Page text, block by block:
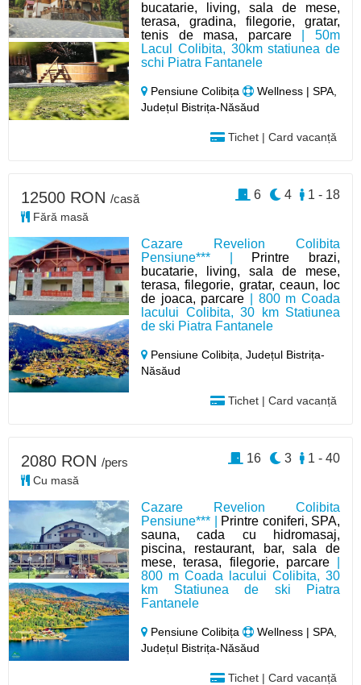
bucatarie, living, sala de mese,
terasa, gradina, filegorie, gratar,
tenis de masa, parcare| 50m
Lacul Colibita, 30km statiunea de
schi Piatra Fantanele
Pensiune Colibița
Wellness | SPA,
Județul Bistrița-Năsăud
Tichet | Card vacanță
Cazare Revelion Colibita
Pensiune*** | Printre brazi,
bucatarie, living, sala de mese,
terasa, filegorie, gratar, ceaun, loc
de joaca, parcare | 800 m Coada
lacului Colibita, 30 km Statiunea
de ski Piatra Fantanele
Pensiune Colibița,Județul Bistrița-
Năsăud
Tichet | Card vacanță
12500 RON /casă
Fără masă
1 - 18
4
6
Cazare Revelion Colibita
Pensiune*** |
Printre coniferi, SPA,
sauna, cada cu hidromasaj,
piscina, restaurant, bar, sala de
mese, terasa, filegorie, parcare|
800 m Coada lacului Colibita, 30
km Statiunea de ski Piatra
Fantanele
Pensiune Colibița
Wellness | SPA,
Județul Bistrița-Năsăud
Tichet | Card vacanță
2080 RON /pers
Cu masă
1 - 40
3
16